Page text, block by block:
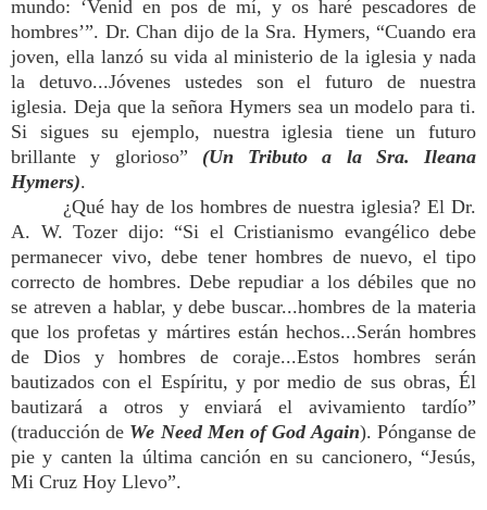
mundo: ‘Venid en pos de mí, y os haré pescadores de
hombres’”. Dr. Chan dijo de la Sra. Hymers, “Cuando era
joven, ella lanzó su vida al ministerio de la iglesia y nada
la detuvo...Jóvenes ustedes son el futuro de nuestra
iglesia. Deja que la señora Hymers sea un modelo para ti.
Si sigues su ejemplo, nuestra iglesia tiene un futuro
brillante y glorioso” (Un Tributo a la Sra. Ileana
Hymers).
¿Qué hay de los hombres de nuestra iglesia? El Dr.
A. W. Tozer dijo: “Si el Cristianismo evangélico debe
permanecer vivo, debe tener hombres de nuevo, el tipo
correcto de hombres. Debe repudiar a los débiles que no
se atreven a hablar, y debe buscar...hombres de la materia
que los profetas y mártires están hechos...Serán hombres
de Dios y hombres de coraje...Estos hombres serán
bautizados con el Espíritu, y por medio de sus obras, Él
bautizará a otros y enviará el avivamiento tardío”
(traducción de We Need Men of God Again). Pónganse de
pie y canten la última canción en su cancionero, “Jesús,
Mi Cruz Hoy Llevo”.